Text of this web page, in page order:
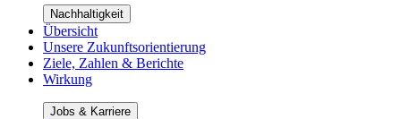
Nachhaltigkeit
Übersicht
Unsere Zukunftsorientierung
Ziele, Zahlen & Berichte
Wirkung
Jobs & Karriere